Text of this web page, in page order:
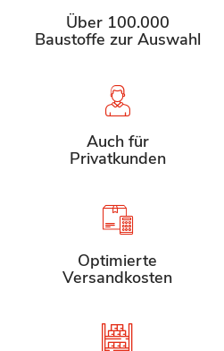
Über 100.000
Baustoffe zur Auswahl
Auch für
Privatkunden
Optimierte
Versandkosten